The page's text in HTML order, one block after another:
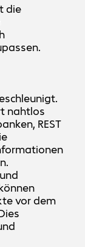
die
nahtlos
REST
vor dem